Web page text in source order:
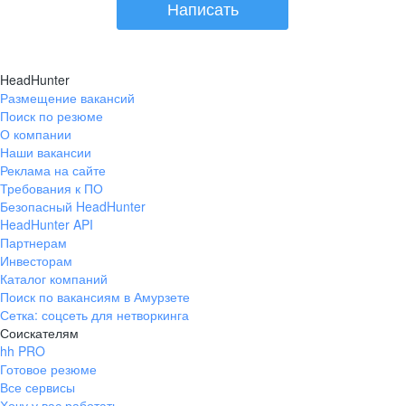
Написать
HeadHunter
Размещение вакансий
Поиск по резюме
О компании
Наши вакансии
Реклама на сайте
Требования к ПО
Безопасный HeadHunter
HeadHunter API
Партнерам
Инвесторам
Каталог компаний
Поиск по вакансиям в Амурзете
Сетка: соцсеть для нетворкинга
Соискателям
hh PRO
Готовое резюме
Все сервисы